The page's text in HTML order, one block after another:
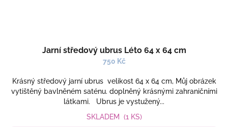
Jarní středový ubrus Léto 64 x 64 cm
750 Kč
Krásný středový jarní ubrus velikost 64 x 64 cm, Můj obrázek
vytištěný bavlněném saténu. doplněný krásnými zahraničními
látkami. Ubrus je vystužený...
SKLADEM (1 KS)